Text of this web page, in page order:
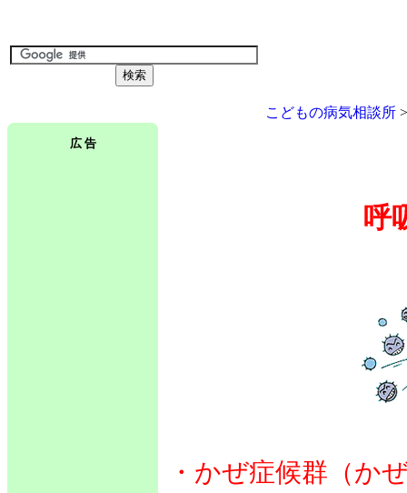
こどもの病気相談所
広 告
呼
・かぜ症候群（か